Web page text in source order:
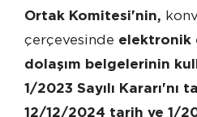
Ortak Komitesi'nin,
çerçevesinde elektronik
dolaşım belgelerinin
1/2023 Sayılı Kararı'nı
12/12/2024 tarih ve 1/